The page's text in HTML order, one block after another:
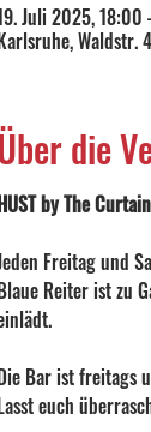
Juli 2025,
Waldstr.
die
by The
Freitag und
Reiter ist zu
Bar ist freitags
euch